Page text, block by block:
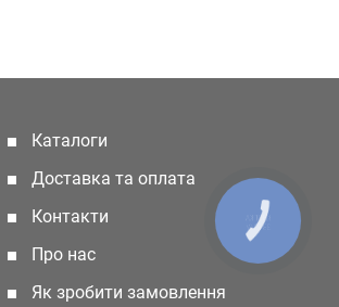
Каталоги
Доставка та оплата
Контакти
Про нас
Як зробити замовлення
КНОПКА
ЗВ'ЯЗКУ